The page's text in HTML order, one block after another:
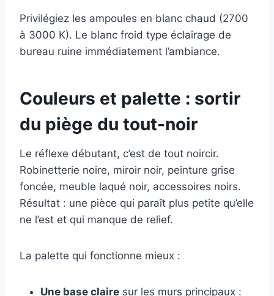
Privilégiez les ampoules en blanc chaud (2700
à 3000 K). Le blanc froid type éclairage de
bureau ruine immédiatement l’ambiance.
Couleurs et palette : sortir
du piège du tout-noir
Le réflexe débutant, c’est de tout noircir.
Robinetterie noire, miroir noir, peinture grise
foncée, meuble laqué noir, accessoires noirs.
Résultat : une pièce qui paraît plus petite qu’elle
ne l’est et qui manque de relief.
La palette qui fonctionne mieux :
Une base claire sur les murs principaux :